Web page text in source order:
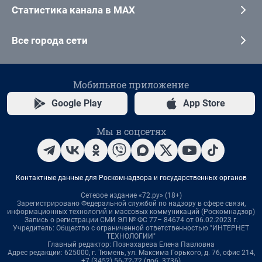
Статистика канала в MAX
Все города сети
Мобильное приложение
Google Play App Store
Мы в соцсетях
Контактные данные для Роскомнадзора и государственных органов
Сетевое издание «72.ру» (18+)
Зарегистрировано Федеральной службой по надзору в сфере связи,
информационных технологий и массовых коммуникаций (Роскомнадзор)
Запись о регистрации СМИ ЭЛ № ФС 77– 84674 от 06.02.2023 г.
Учредитель: Общество с ограниченной ответственностью "ИНТЕРНЕТ
ТЕХНОЛОГИИ"
Главный редактор: Познахарева Елена Павловна
Адрес редакции: 625000, г. Тюмень, ул. Максима Горького, д. 76, офис 214,